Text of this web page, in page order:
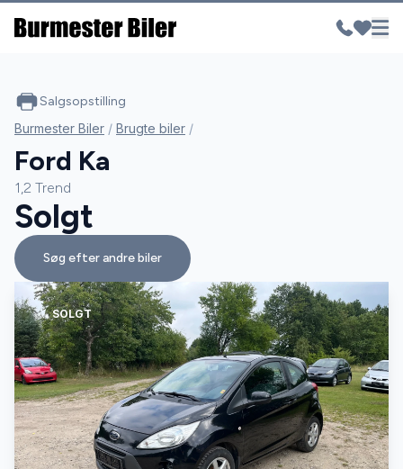
SOLGT
Salgsopstilling
Burmester Biler / Brugte biler /
Ford Ka
1,2 Trend
Solgt
Søg efter andre biler